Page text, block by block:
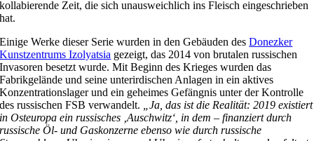
kollabierende Zeit, die sich unausweichlich ins Fleisch eingeschrieben
hat.
Einige Werke dieser Serie wurden in den Gebäuden desDonezker
Kunstzentrums Izolyatsia gezeigt, das 2014 von brutalen russischen
Invasoren besetzt wurde. Mit Beginn des Krieges wurden das
Fabrikgelände und seine unterirdischen Anlagen in ein aktives
Konzentrationslager und ein geheimes Gefängnis unter der Kontrolle
des russischen FSB verwandelt. „Ja, das ist die Realität: 2019 existiert
in Osteuropa ein russisches ‚Auschwitz‘, in dem – finanziert durch
russische Öl- und Gaskonzerne ebenso wie durch russische